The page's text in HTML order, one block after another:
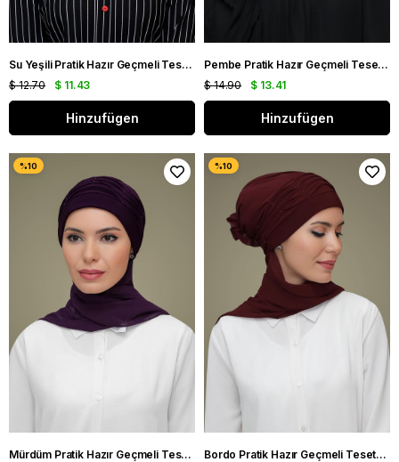
Su Yeşili Pratik Hazır Geçmeli Tesettür Bone Sandy Kumaş Çapraz Büzgülü Şifon Atkılı 1801A_32
$ 11.43
$ 12.70
Hinzufügen
Pembe Pratik Hazır Geçmeli Tesettür Bone Sandy Kumaş İncili Nervürlü Güllü Atkılı 1805A_04
$ 13.41
$ 14.90
Hinzufügen
Mürdüm Pratik Hazır Geçmeli Tesettür Bone Sandy Kumaş İncili Nervürlü Güllü Atkılı 1805A_07
Bordo Pratik Hazır Geçmeli Tesettür Bone Sandy Kumaş İncili Nervürlü Güllü Atkılı 1805A_16